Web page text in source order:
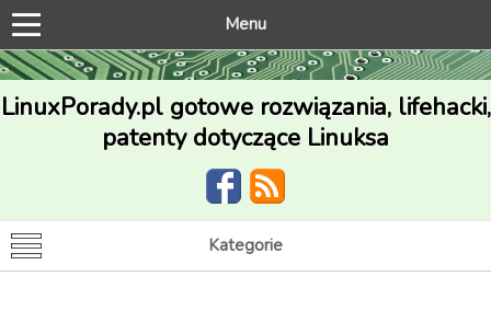
Menu
LinuxPorady.pl gotowe rozwiązania, lifehacki,
patenty dotyczące Linuksa
Kategorie